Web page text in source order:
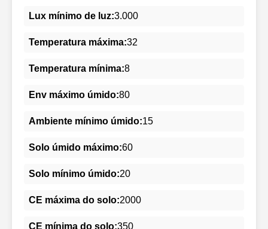
Lux mínimo de luz:3.000
Temperatura máxima:32
Temperatura mínima:8
Env máximo úmido:80
Ambiente mínimo úmido:15
Solo úmido máximo:60
Solo mínimo úmido:20
CE máxima do solo:2000
CE mínima do solo:350